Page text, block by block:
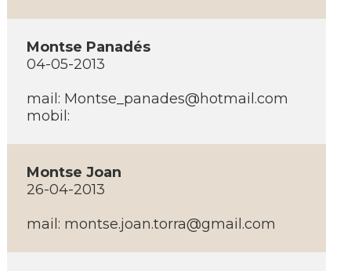
Montse Panadés
04-05-2013
mail: Montse_panades@hotmail.com
mobil:
Montse Joan
26-04-2013
mail: montse.joan.torra@gmail.com